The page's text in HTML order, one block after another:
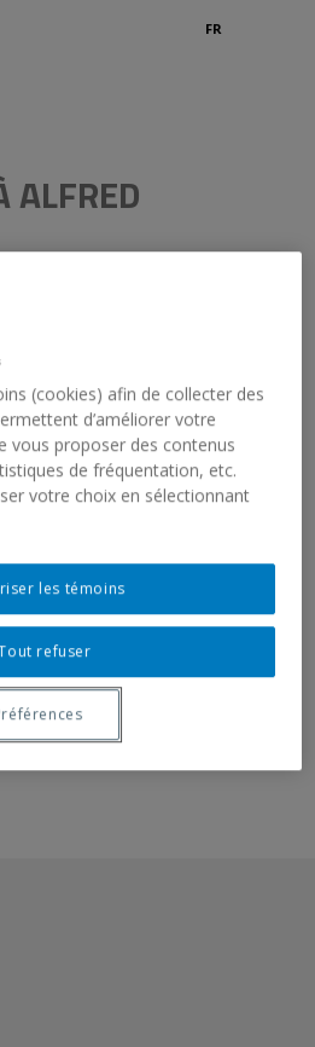
FR
ALFRED
de l’art et le Musée du
1978
(cookies) afin de collecter des
d’améliorer votre
vous proposer des contenus
de fréquentation, etc.
votre choix en sélectionnant
refuser
les témoins